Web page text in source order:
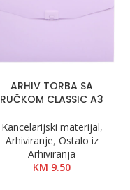
ARHIV TORBA SA
RUČKOM CLASSIC A3
Kancelarijski materijal,
Arhiviranje, Ostalo iz
Arhiviranja
KM 9.50